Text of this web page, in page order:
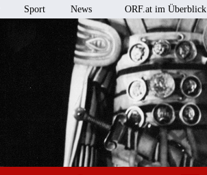
Sport News ORF.at im Überblick